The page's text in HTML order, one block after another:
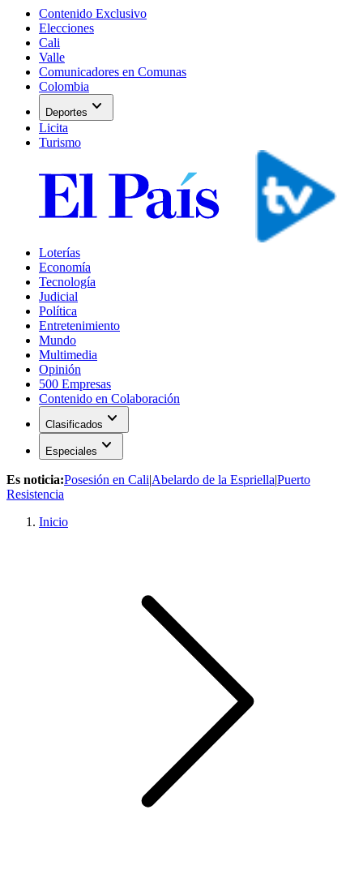
Contenido Exclusivo
Elecciones
Cali
Valle
Comunicadores en Comunas
Colombia
Deportes expand_more
Licita
Turismo
Loterías
Economía
Tecnología
Judicial
Política
Entretenimiento
Mundo
Multimedia
Opinión
500 Empresas
Contenido en Colaboración
Clasificados expand_more
Especiales expand_more
Es noticia:Posesión en Cali|Abelardo de la Espriella|Puerto
Resistencia
Inicio